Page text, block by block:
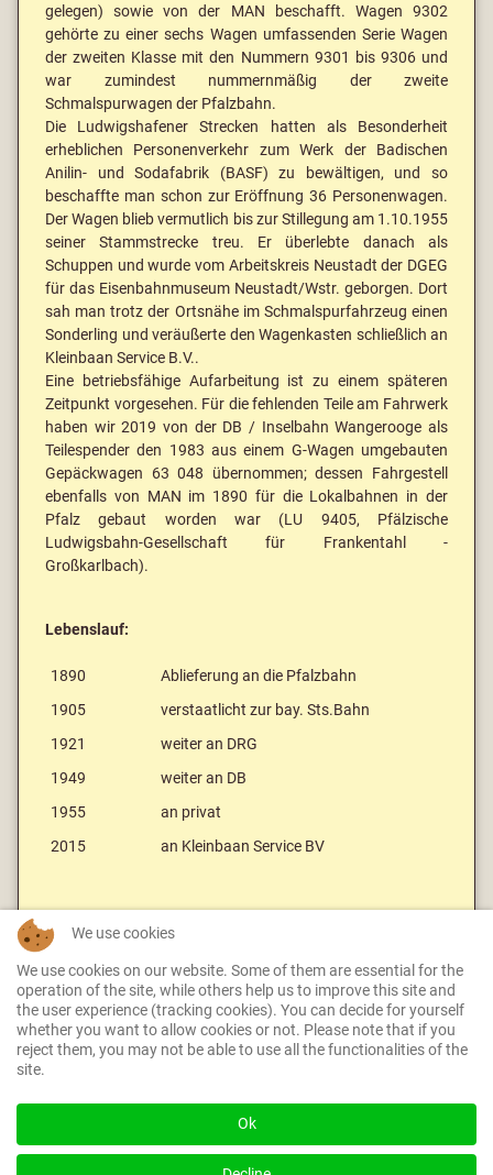
gelegen) sowie von der MAN beschafft. Wagen 9302
gehörte zu einer sechs Wagen umfassenden Serie Wagen
der zweiten Klasse mit den Nummern 9301 bis 9306 und
war zumindest nummernmäßig der zweite
Schmalspurwagen der Pfalzbahn.
Die Ludwigshafener Strecken hatten als Besonderheit
erheblichen Personenverkehr zum Werk der Badischen
Anilin- und Sodafabrik (BASF) zu bewältigen, und so
beschaffte man schon zur Eröffnung 36 Personenwagen.
Der Wagen blieb vermutlich bis zur Stillegung am 1.10.1955
seiner Stammstrecke treu. Er überlebte danach als
Schuppen und wurde vom Arbeitskreis Neustadt der DGEG
für das Eisenbahnmuseum Neustadt/Wstr. geborgen. Dort
sah man trotz der Ortsnähe im Schmalspurfahrzeug einen
Sonderling und veräußerte den Wagenkasten schließlich an
Kleinbaan Service B.V..
Eine betriebsfähige Aufarbeitung ist zu einem späteren
Zeitpunkt vorgesehen. Für die fehlenden Teile am Fahrwerk
haben wir 2019 von der DB / Inselbahn Wangerooge als
Teilespender den 1983 aus einem G-Wagen umgebauten
Gepäckwagen 63 048 übernommen; dessen Fahrgestell
ebenfalls von MAN im 1890 für die Lokalbahnen in der
Pfalz gebaut worden war (LU 9405, Pfälzische
Ludwigsbahn-Gesellschaft für Frankentahl -
Großkarlbach).
Lebenslauf:
1890
Ablieferung an die Pfalzbahn
1905
verstaatlicht zur bay. Sts.Bahn
1921
weiter an DRG
1949
weiter an DB
1955
an privat
2015
an Kleinbaan Service BV
Literaturhinweis:
Günter König: Aus der Geschichte der meterspurigen
Lokalbahnen im Raum Ludwigshafen am Rhein, Die
Museums-Eisenbahn Ausg. 1 bis 3 / 1999
We use cookies
We use cookies on our website. Some of them are essential for the
operation of the site, while others help us to improve this site and
the user experience (tracking cookies). You can decide for yourself
whether you want to allow cookies or not. Please note that if you
reject them, you may not be able to use all the functionalities of the
site.
Ok